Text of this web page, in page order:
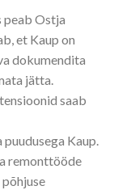
peab Ostja
et Kaup on
dokumendita
jätta.
saab
Kaup.
remonttööde